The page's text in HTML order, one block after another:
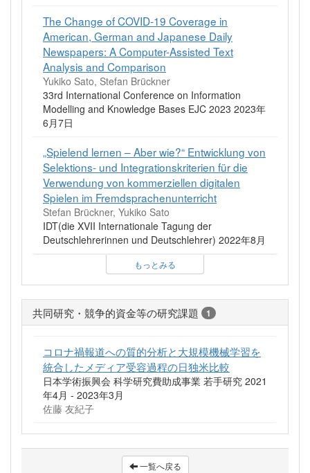
The Change of COVID-19 Coverage in
American, German and Japanese Daily
Newspapers: A Computer-Assisted Text
Analysis and Comparison
Yukiko Sato, Stefan Brückner
33rd International Conference on Information
Modelling and Knowledge Bases EJC 2023 2023年
6月7日
„Spielend lernen – Aber wie?“ Entwicklung von
Selektions- und Integrationskriterien für die
Verwendung von kommerziellen digitalen
Spielen im Fremdsprachenunterricht
Stefan Brückner, Yukiko Sato
IDT(die XVII Internationale Tagung der
Deutschlehrerinnen und Deutschlehrer) 2022年8月
もっとみる
共同研究・競争的資金等の研究課題 1
コロナ禍報道への質的分析と大規模機械学習を
統合したメディア受容過程の日独米比較
日本学術振興会 科学研究費助成事業 若手研究 2021
年4月 - 2023年3月
佐藤 友紀子
一覧へ戻る